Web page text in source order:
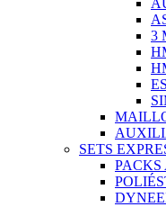
3
SETS
PACKS